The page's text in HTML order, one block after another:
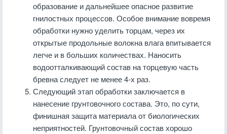
образование и дальнейшее опасное развитие
гнилостных процессов. Особое внимание вовремя
обработки нужно уделить торцам, через их
открытые продольные волокна влага впитывается
легче и в больших количествах. Наносить
водоотталкивающий состав на торцевую часть
бревна следует не менее 4-х раз.
Следующий этап обработки заключается в
нанесение грунтовочного состава. Это, по сути,
финишная защита материала от биологических
неприятностей. Грунтовочный состав хорошо